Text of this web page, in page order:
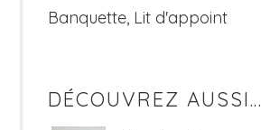
Banquette, Lit d'appoint
DÉCOUVREZ AUSSI…